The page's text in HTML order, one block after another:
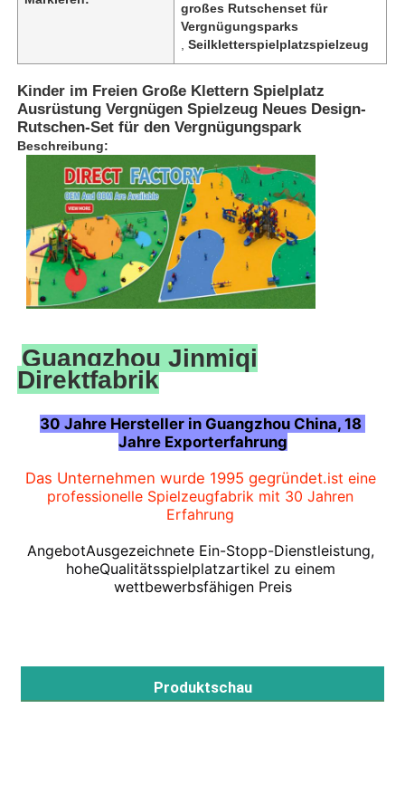
Zu Hause
Über uns
Werksbesichtigung
Qualitätskontrolle
Kontakt mit uns
großes Rutschenset für
Vergnügungsparks
,Seilkletterspielplatzspielzeug
Kinder im Freien Große Klettern Spielplatz
Ausrüstung Vergnügen Spielzeug Neues Design-
Rutschen-Set für den Vergnügungspark
Beschreibung:
Guangzhou Jinmiqi
Direktfabrik
30 Jahre Hersteller in Guangzhou China, 18
Jahre Exporterfahrung
Das Unternehmen wurde 1995 gegründet.ist eine
professionelle Spielzeugfabrik mit 30 Jahren
Erfahrung
AngebotAusgezeichnete Ein-Stopp-Dienstleistung,
hoheQualitätsspielplatzartikel zu einem
wettbewerbsfähigen Preis
Produktschau